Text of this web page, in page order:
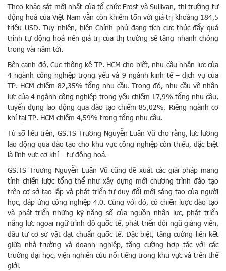
Theo khảo sát mới nhất của tổ chức Frost và Sullivan, thị trường tự
động hoá của Việt Nam vẫn còn khiêm tốn với giá trị khoảng 184,5
triệu USD. Tuy nhiên, hiện Chính phủ đang tích cực thúc đẩy quá
trình tự động hoá nên giá trị của thị trường sẽ tăng nhanh chóng
trong vài năm tới.
Bên cạnh đó, Cục thông kê TP. HCM cho biết, nhu cầu nhân lực của
4 ngành công nghiệp trọng yếu và 9 ngành kinh tế – dịch vụ của
TP. HCM chiếm 82,35% tổng nhu cầu. Trong đó, nhu cầu về nhân
lực của 4 ngành công nghiệp trọng yếu chiếm 17,9% tổng nhu cầu,
tuyển dụng lao động qua đào tạo chiếm 85,02%. Riêng ngành cơ
khí tại TP. HCM chiếm 4,59% trong tổng nhu cầu.
Từ số liệu trên, GS.TS Trương Nguyễn Luân Vũ cho rằng, lực lượng
lao động qua đào tạo cho khu vực công nghiệp còn thiếu, đặc biệt
là lĩnh vực cơ khí – tự động hoá.
GS.TS Trương Nguyễn Luân Vũ cũng đề xuất các giải pháp mang
tính chiến lược tổng thể như xây dựng mới chương trình đào tạo
trên cơ sở tạo lập và phát triển tư duy đổi mới sáng tạo của người
học, đáp ứng công nghiệp 4.0. Cùng với đó, có chiến lược đào tạo
và phát triển những kỹ năng số của nguồn nhân lực, phát triển
năng lực ngoại ngữ trình độ quốc tế, phát triển đội ngũ giảng viên,
đầu tư cơ sở vật đạt chuẩn quốc tế. Đặc biệt, tăng cường liên kết
giữa nhà trường và doanh nghiệp, tăng cường hợp tác với các
trường đại học, viện nghiên cứu nổi tiếng trong khu vực và trên thế
giới.